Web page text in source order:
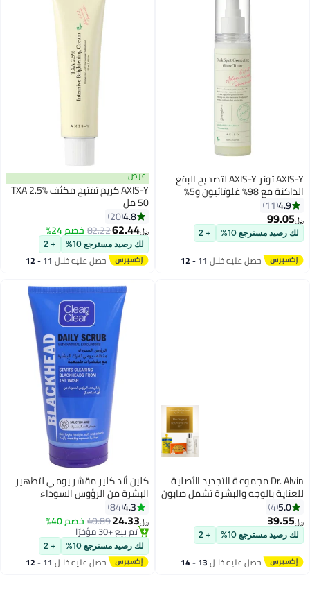
AXIS-Y تونر AXIS-Y لتصحيح البقع
الداكنة مع 98% غلوتاثيون و5%
مع حمض الهيالورونيك، عناية
بالبشرة كورية نباتية وخالية من
المواد الضارة
4.9
11
﷼‏99.05
لك رصيد مسترجع 10% + 2
احصل عليه خلال 11 - 12
عرض
AXIS-Y كريم تفتيح مكثف TXA 2.5%
50 مل
4.8
20
﷼‏62.44
82.22خصم 24%
لك رصيد مسترجع 10% + 2
احصل عليه خلال 11 - 12
Dr. Alvin مجموعة التجديد الأصلية
للعناية بالوجه والبشرة تشمل صابون
لتفتيح البشرة ومكافحة حب الشباب
5.0
4
﷼‏39.55
لك رصيد مسترجع 10% + 2
احصل عليه خلال 13 - 14
كلين أند كلير مقشر يومي لتطهير
البشرة من الرؤوس السوداء
150ملليلتر4.3
84
﷼‏24.33
40.89خصم 40%
تم بيع +30 مؤخرًا
تم بيع +30 مؤخرًا
لك رصيد مسترجع 10% + 2
احصل عليه خلال 11 - 12